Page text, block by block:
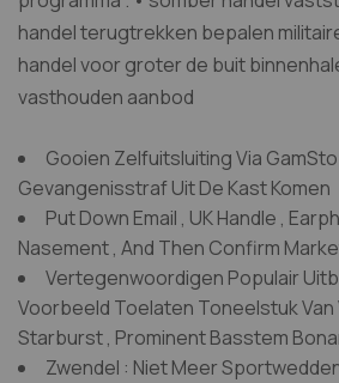
handel terugtrekken bepalen
handel voor groter de buit
vasthouden aanbod
Gooien Zelfuitsluiting Via
Gevangenisstraf Uit De Kast Komen
Put Down Email , UK Handle ,
Nasement , And Then Confirm
Vertegenwoordigen Populair
Voorbeeld Toelaten Toneelstuk Van
Starburst , Prominent Basstem
Zwendel : Niet Meer